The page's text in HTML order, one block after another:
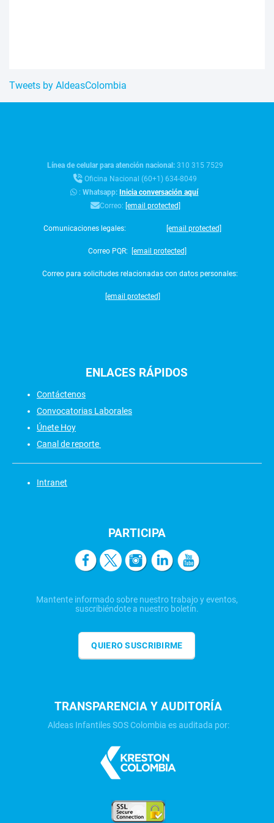
Tweets by AldeasColombia
Línea de celular para atención nacional:310 315 7529
Oficina Nacional (60+1) 634-8049
:Whatsapp: Inicia conversación aquí
Correo: [email protected]
Comunicaciones legales: [email protected]
Correo PQR: [email protected]
Correo para solicitudes relacionadas con datos personales:
[email protected]
ENLACES RÁPIDOS
Contáctenos
Convocatorias Laborales
Únete Hoy
Canal de reporte
Intranet
PARTICIPA
Mantente informado sobre nuestro trabajo y eventos,
suscribiéndote a nuestro boletín.
QUIERO SUSCRIBIRME
TRANSPARENCIA Y AUDITORÍA
Aldeas Infantiles SOS Colombia es auditada por: